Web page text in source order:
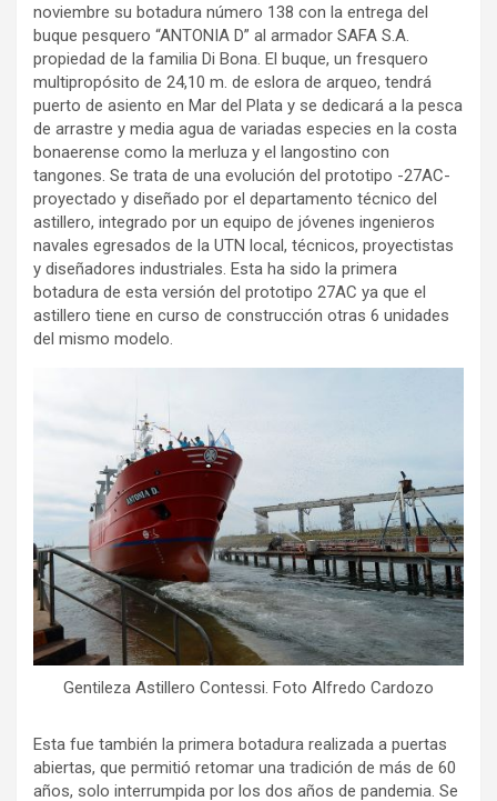
noviembre su botadura número 138 con la entrega del
buque pesquero “ANTONIA D” al armador SAFA S.A.
propiedad de la familia Di Bona. El buque, un fresquero
multipropósito de 24,10 m. de eslora de arqueo, tendrá
puerto de asiento en Mar del Plata y se dedicará a la pesca
de arrastre y media agua de variadas especies en la costa
bonaerense como la merluza y el langostino con
tangones. Se trata de una evolución del prototipo -27AC-
proyectado y diseñado por el departamento técnico del
astillero, integrado por un equipo de jóvenes ingenieros
navales egresados de la UTN local, técnicos, proyectistas
y diseñadores industriales. Esta ha sido la primera
botadura de esta versión del prototipo 27AC ya que el
astillero tiene en curso de construcción otras 6 unidades
del mismo modelo.
Gentileza Astillero Contessi. Foto Alfredo Cardozo
Esta fue también la primera botadura realizada a puertas
abiertas, que permitió retomar una tradición de más de 60
años, solo interrumpida por los dos años de pandemia. Se